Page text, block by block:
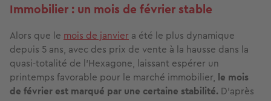
Immobilier : un mois de février stable
Alors que le mois de janvier a été le plus dynamique
depuis 5 ans, avec des prix de vente à la hausse dans la
quasi-totalité de l’Hexagone, laissant espérer un
printemps favorable pour le marché immobilier, le mois
de février est marqué par une certaine stabilité. D’après